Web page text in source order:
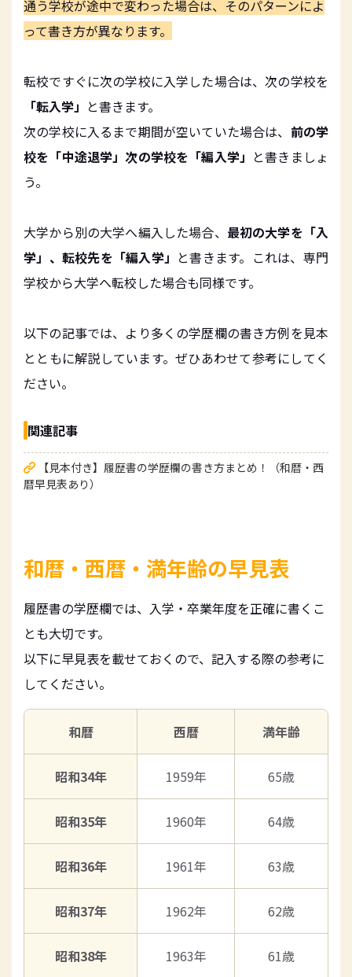
通う学校が途中で変わった場合は、そのパターンによ
って書き方が異なります。
転校ですぐに次の学校に入学した場合は、次の学校を
「転入学」 と書きます。
次の学校に入るまで期間が空いていた場合は、 前の学
校を「中途退学」次の学校を「編入学」 と書きましょ
う。
大学から別の大学へ編入した場合、 最初の大学を「入
学」、転校先を「編入学」 と書きます。これは、専門
学校から大学へ転校した場合も同様です。
以下の記事では、より多くの学歴欄の書き方例を見本
とともに解説しています。ぜひあわせて参考にしてく
ださい。
関連記事
【見本付き】履歴書の学歴欄の書き方まとめ！（和暦・西
暦早見表あり）
和暦・西暦・満年齢の早見表
履歴書の学歴欄では、入学・卒業年度を正確に書くこ
とも大切です。
以下に早見表を載せておくので、記入する際の参考に
してください。
和暦 西暦 満年齢
昭和34年 1959年 65歳
昭和35年 1960年 64歳
昭和36年 1961年 63歳
昭和37年 1962年 62歳
昭和38年 1963年 61歳